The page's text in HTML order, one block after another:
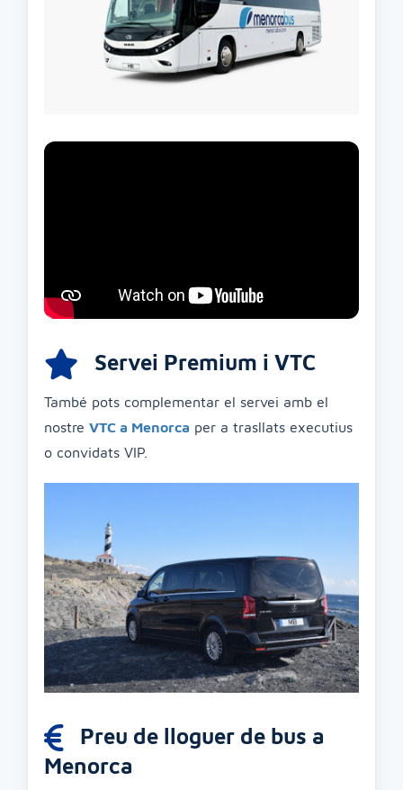
Servei Premium i VTC
També pots complementar el servei amb el
nostre VTC a Menorca per a trasllats executius
o convidats VIP.
Preu de lloguer de bus a
Menorca